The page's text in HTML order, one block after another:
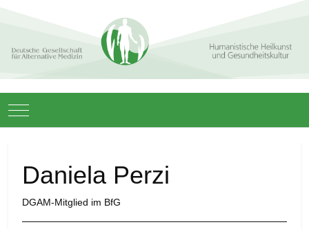
Mobile Menu Toggle
Daniela Perzi
DGAM-Mitglied im BfG